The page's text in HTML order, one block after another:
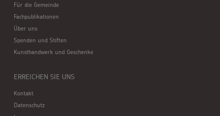
Für die Gemeinde
Fachpublikationen
Über uns
Spenden und Stiften
Kunsthandwerk und Geschenke
ERREICHEN SIE UNS
Kontakt
Datenschutz